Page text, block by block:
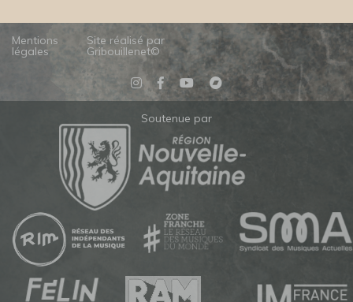
Mentions
légales
Site réalisé par
Gribouillenet©
Soutenue par